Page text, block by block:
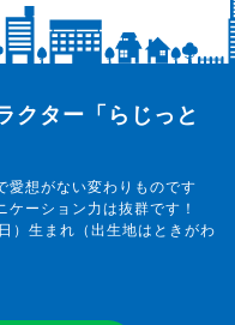
クター「らじっと
愛想がない変わりものです
ーション力は抜群です！
）生まれ（出生地はときがわ